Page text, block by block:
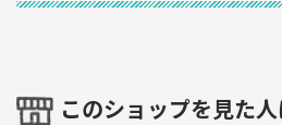
このショップを見た